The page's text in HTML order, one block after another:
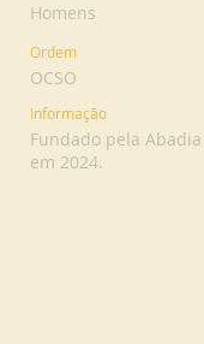
Homens
Ordem
OCSO
Informação
Fundado pela
em 2024.